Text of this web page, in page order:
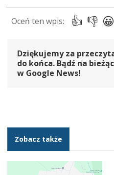
Dziękujemy za
do końca. Bądź na
w Google News!
Zobacz także